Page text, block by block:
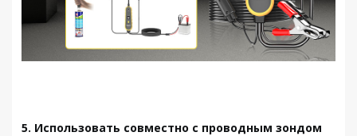
5. Использовать совместно с проводным зондом